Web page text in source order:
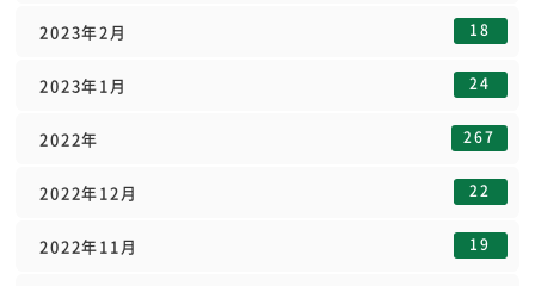
2023年2月 18
2023年1月 24
2022年 267
2022年12月 22
2022年11月 19